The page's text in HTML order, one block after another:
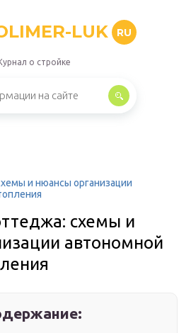
LUK RU
о стройке
и нюансы организации
схемы и
автономной